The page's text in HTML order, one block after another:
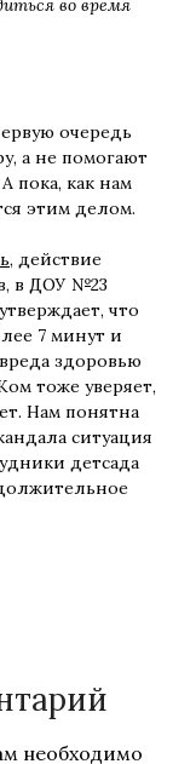
во время
очередь
а не помогают
пока, как нам
этим делом.
, действие
в ДОУ №23
что
7 минут и
здоровью
тоже уверяет,
Нам понятна
ситуация
детсада
необходимо